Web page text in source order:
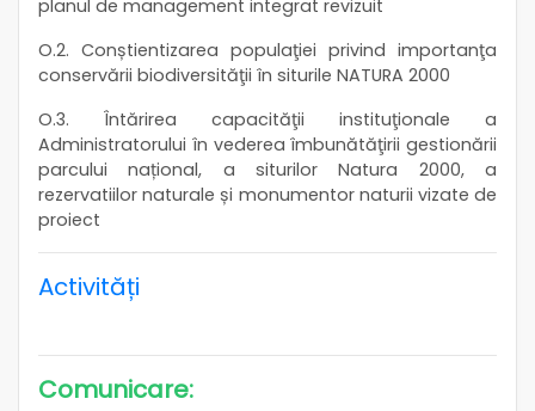
planul de management integrat revizuit
O.2. Conștientizarea populaţiei privind importanţa
conservării biodiversităţii în siturile NATURA 2000
O.3. Întărirea capacităţii instituţionale a
Administratorului în vederea îmbunătăţirii gestionării
parcului național, a siturilor Natura 2000, a
rezervatiilor naturale și monumentor naturii vizate de
proiect
Activități
Comunicare: